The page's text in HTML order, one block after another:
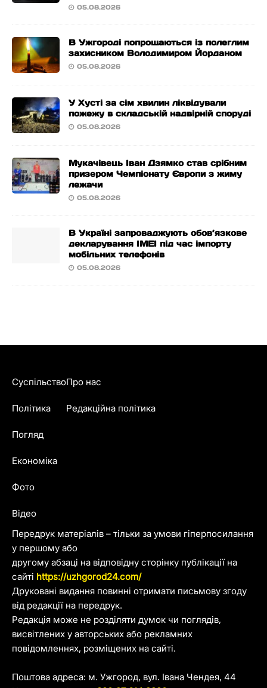
05.08.2026
В Ужгороді попрощаються із полеглим
захисником Володимиром Йорданом
05.08.2026
У Хусті за сім хвилин ліквідували
пожежу в складській надвірній споруді
05.08.2026
Мукачівець Іван Дзямко став срібним
призером Чемпіонату Європи з жиму
лежачи
05.08.2026
В Україні запроваджують обов’язкове
декларування IMEI під час імпорту
мобільних телефонів
05.08.2026
Передрук матеріалів – тільки за умови гіперпосилання
у першому або
другому абзаці на відповідну сторінку публікації на
сайті https://uzhgorod24.com/
Друковані видання повинні отримати письмову згоду
від редакції на передрук.
Редакція може не розділяти думок чи поглядів,
висвітлених у авторських або рекламних
повідомленнях, розміщених на сайті.
Поштова адреса: м. Ужгород, вул. Івана Чендея, 44
Суспільство
Політика
Погляд
Економіка
Фото
Відео
Про нас
Редакційна політика